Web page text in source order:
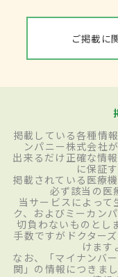
ご掲載に
掲載している各種情
ンパニー株式会社
出来るだけ正確な情
に保証
掲載されている医療
必ず該当の医
当サービスによって
ク、およびミーカン
切負わないものとし
手数ですがドクター
けます
なお、「マイナンバ
関」の情報につきま